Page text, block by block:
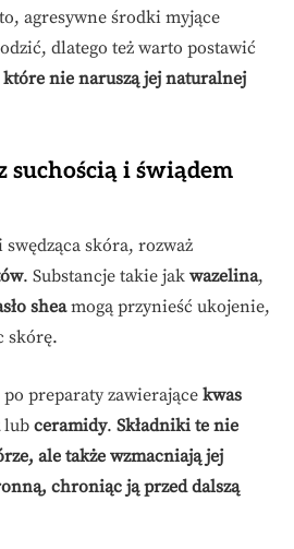
agresywne środki myjące
dlatego też warto postawić
nie naruszą jej naturalnej
suchością i świądem
skóra, rozważ
. Substancje takie jak wazelina,
sheamogą przynieść ukojenie,
skórę.
preparaty zawierające kwas
lub ceramidy. Składniki te nie
ale także wzmacniają jej
chroniąc ją przed dalszą